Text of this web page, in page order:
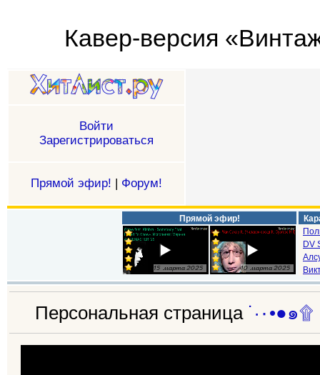
Войти
Зарегистрироваться
Прямой эфир! | Форум!
Прямой эфир!
DV
Персональная страница